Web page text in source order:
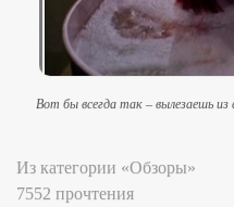
Вот бы всегда так – вылезаешь
Из категории «Обзоры»
7552 прочтения